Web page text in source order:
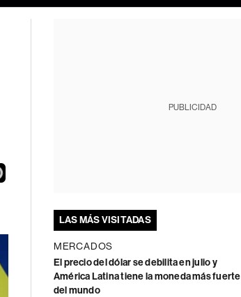
PUBLICIDAD
LAS MÁS VISITADAS
MERCADOS
El precio del dólar se debilita en julio y
América Latina tiene la moneda más fuerte
del mundo